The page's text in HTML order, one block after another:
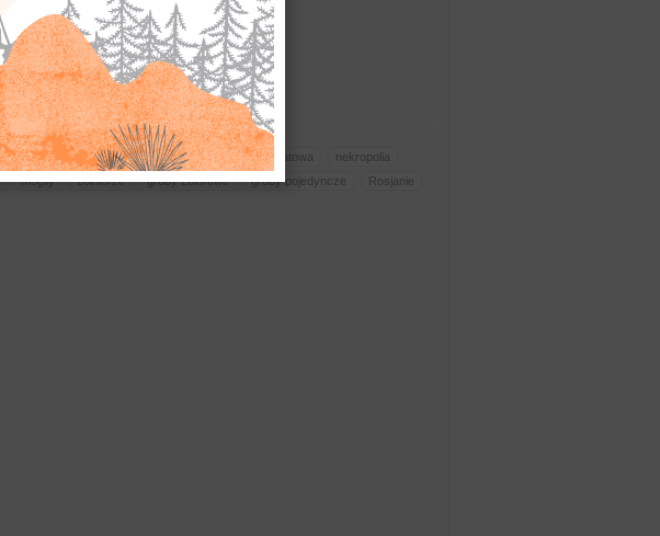
cmentarz cmentarz wojenny I wojna światowa
nekropolia
mogiły żołnierze groby zbiorowe groby pojedyncze
Rosjanie